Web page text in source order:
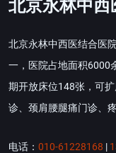
北京永林中西
北京永林中西医结合医
一，医院占地面积6000
期开放床位148张，可
诊、颈肩腰腿痛门诊、
电话： 010-61228168 |